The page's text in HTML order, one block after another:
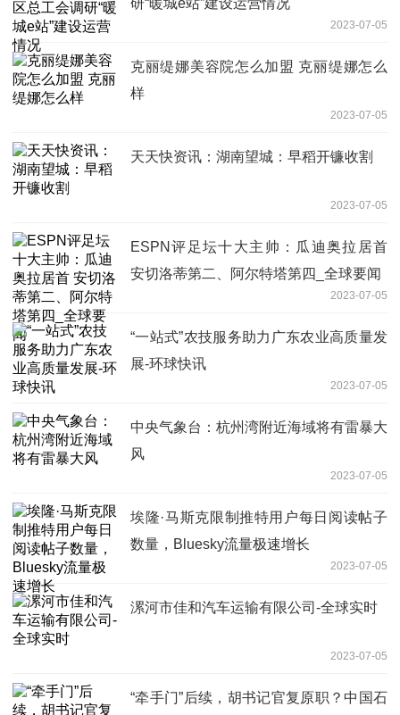
2023-07-05
克丽缇娜美容院怎么加盟 克丽缇娜怎么
样
2023-07-05
天天快资讯：湖南望城：早稻开镰收割
2023-07-05
ESPN评足坛十大主帅：瓜迪奥拉居首
安切洛蒂第二、阿尔特塔第四_全球要闻
2023-07-05
“一站式”农技服务助力广东农业高质量发
展-环球快讯
2023-07-05
中央气象台：杭州湾附近海域将有雷暴大
风
2023-07-05
埃隆·马斯克限制推特用户每日阅读帖子
数量，Bluesky流量极速增长
2023-07-05
漯河市佳和汽车运输有限公司-全球实时
2023-07-05
“牵手门”后续，胡书记官复原职？中国石